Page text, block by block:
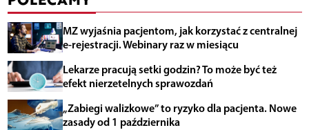
MZ wyjaśnia pacjentom, jak korzystać z centralnej
e-rejestracji. Webinary raz w miesiącu
Lekarze pracują setki godzin? To może być też
efekt nierzetelnych sprawozdań
„Zabiegi walizkowe” to ryzyko dla pacjenta. Nowe
zasady od 1 października